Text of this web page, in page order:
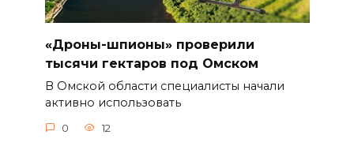
«Дроны-шпионы» проверили
тысячи гектаров под Омском
В Омской области специалисты начали
активно использовать
0 12